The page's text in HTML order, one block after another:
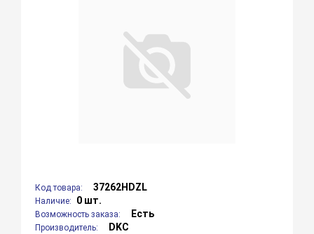
Код товара: 37262HDZL
Наличие: 0 шт.
Возможность заказа: Есть
Производитель: DKC